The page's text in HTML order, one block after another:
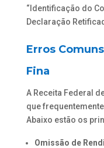
“Identificação do
Declaração
Erros
Fina
A Receita Federal
que
Abaixo estão os
Omissão de